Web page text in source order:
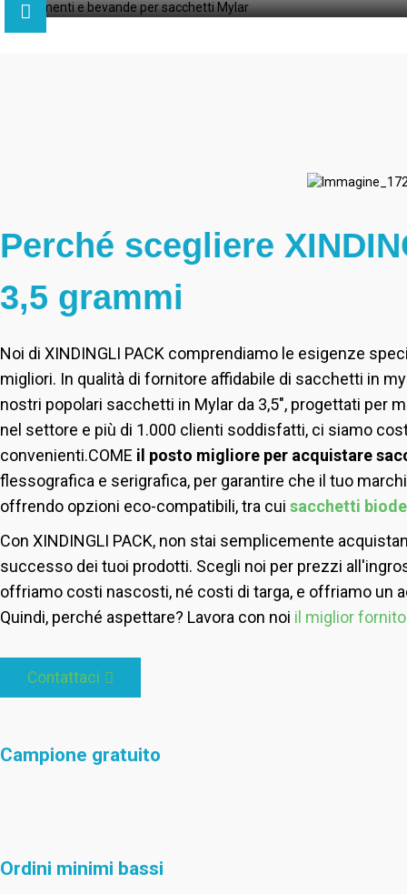
Perché scegliere
3,5 grammi
Noi di XINDINGLI PACK comprendiamo le esigenze
migliori. In qualità di fornitore affidabile di sacchetti in
nostri popolari sacchetti in Mylar da 3,5", progettati per
nel settore e più di 1.000 clienti soddisfatti, ci siamo
convenienti.COME il posto migliore per acquistare
flessografica e serigrafica, per garantire che il tuo
offrendo opzioni eco-compatibili, tra cui sacchetti
Con XINDINGLI PACK, non stai semplicemente
successo dei tuoi prodotti. Scegli noi per prezzi
offriamo costi nascosti, né costi di targa, e offriamo un
Quindi, perché aspettare? Lavora con noi il miglior
Contattaci
Campione gratuito
Ordini minimi bassi